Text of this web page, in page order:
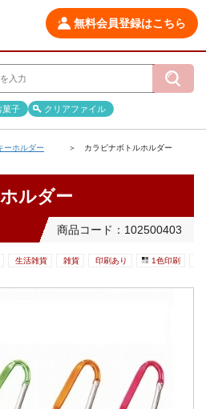
無料会員登録はこちら
菓子 クリアファイル
ーホルダー カラビナボトルホルダー
ルダー
商品コード：102500403
生活雑貨 雑貨 印刷あり 1色印刷